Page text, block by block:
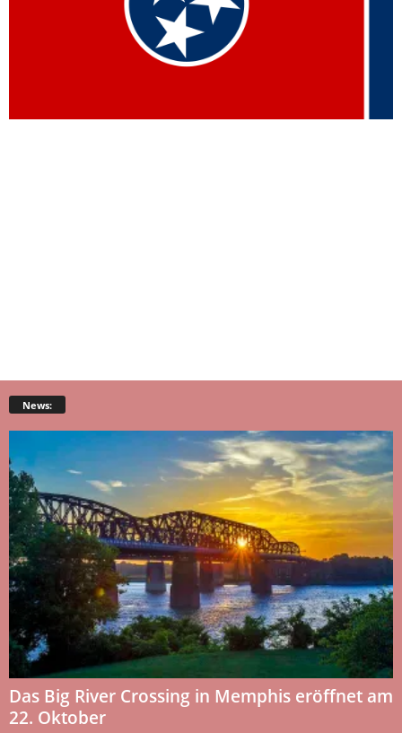
News:
Das Big River Crossing in Memphis eröffnet am
22. Oktober